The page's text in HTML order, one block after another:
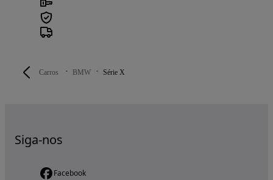
Carros BMW Série X
Siga-nos
Facebook